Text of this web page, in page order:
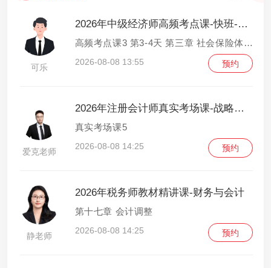
可乐
2026年中级经济师高频考点课-快班-人力资源管理
高频考点课3 第3-4天 第三章 社会保险体系2-第四章 劳动争议调解仲裁
2026-08-08 13:55 预约
爱克老师
2026年注册会计师真实考场课-战略与风险管理
真实考场课5
2026-08-08 14:25 预约
静老师
2026年税务师教材精讲课-财务与会计
第十七章 会计调整
2026-08-08 14:25 预约